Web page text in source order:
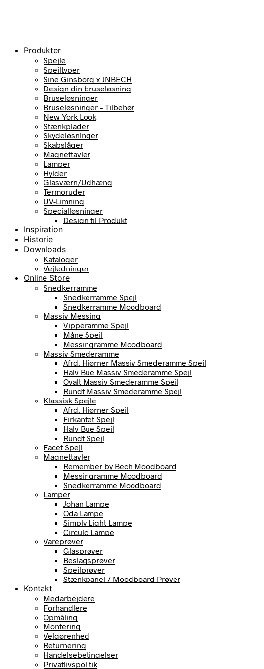
Produkter
Spejle
Spejltyper
Sine Ginsborg x JNBECH
Design din bruseløsning
Bruseløsninger
Bruseløsninger – Tilbehør
New York Look
Stænkplader
Skydeløsninger
Skabslåger
Magnettavler
Lamper
Hylder
Glasværn/Udhæng
Termoruder
UV-Limning
Specialløsninger
Design til Produkt
Inspiration
Historie
Downloads
Kataloger
Vejledninger
Online Store
Snedkerramme
Snedkerramme Spejl
Snedkerramme Moodboard
Massiv Messing
Vipperamme Spejl
Måne Spejl
Messingramme Moodboard
Massiv Smederamme
Afrd. Hjørner Massiv Smederamme Spejl
Halv Bue Massiv Smederamme Spejl
Ovalt Massiv Smederamme Spejl
Rundt Massiv Smederamme Spejl
Klassisk Spejle
Afrd. Hjørner Spejl
Firkantet Spejl
Halv Bue Spejl
Rundt Spejl
Facet Spejl
Magnettavler
Remember by Bech Moodboard
Messingramme Moodboard
Snedkerramme Moodboard
Lamper
Johan Lampe
Oda Lampe
Simply Light Lampe
Circulo Lampe
Vareprøver
Glasprøver
Beslagsprøver
Spejlprøver
Stænkpanel / Moodboard Prøver
Kontakt
Medarbejdere
Forhandlere
Opmåling
Montering
Velgørenhed
Returnering
Handelsebetingelser
Privatlivspolitik